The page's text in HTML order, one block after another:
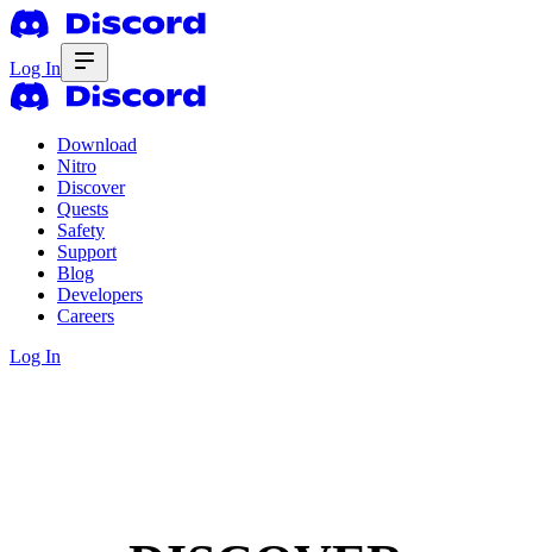
Log In
Download
Nitro
Discover
Quests
Safety
Support
Blog
Developers
Careers
Log In